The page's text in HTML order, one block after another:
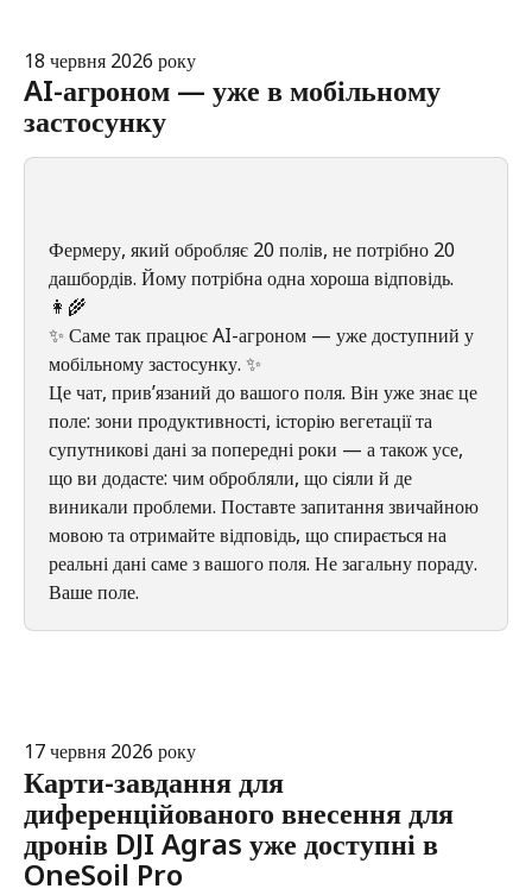
18 червня 2026 року
AI-агроном — уже в мобільному
застосунку
Фермеру, який обробляє 20 полів, не потрібно 20
дашбордів. Йому потрібна одна хороша відповідь.
👩‍🌾
✨ Саме так працює AI-агроном — уже доступний у
мобільному застосунку. ✨
Це чат, прив’язаний до вашого поля. Він уже знає це
поле: зони продуктивності, історію вегетації та
супутникові дані за попередні роки — а також усе,
що ви додасте: чим обробляли, що сіяли й де
виникали проблеми. Поставте запитання звичайною
мовою та отримайте відповідь, що спирається на
реальні дані саме з вашого поля. Не загальну пораду.
Ваше поле.
17 червня 2026 року
Карти-завдання для
диференційованого внесення для
дронів DJI Agras уже доступні в
OneSoil Pro